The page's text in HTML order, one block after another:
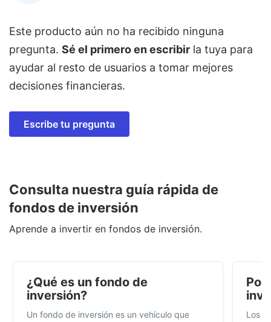
Este producto aún no ha recibido ninguna
pregunta. Sé el primero en escribir la tuya para
ayudar al resto de usuarios a tomar mejores
decisiones financieras.
Escribe tu pregunta
Consulta nuestra guía rápida de
fondos de inversión
Aprende a invertir en fondos de inversión.
¿Qué es un fondo de
inversión?
Un fondo de inversión es un vehículo que
Por
Los